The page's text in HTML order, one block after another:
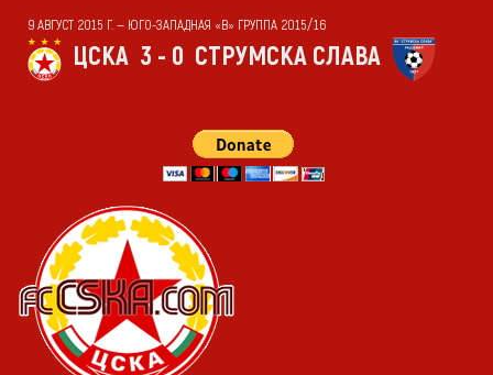
9 АВГУСТ 2015 Г. — ЮГО-ЗАПАДНАЯ «В» ГРУППА 2015/16
ЦСКА 3 - 0 СТРУМСКА СЛАВА